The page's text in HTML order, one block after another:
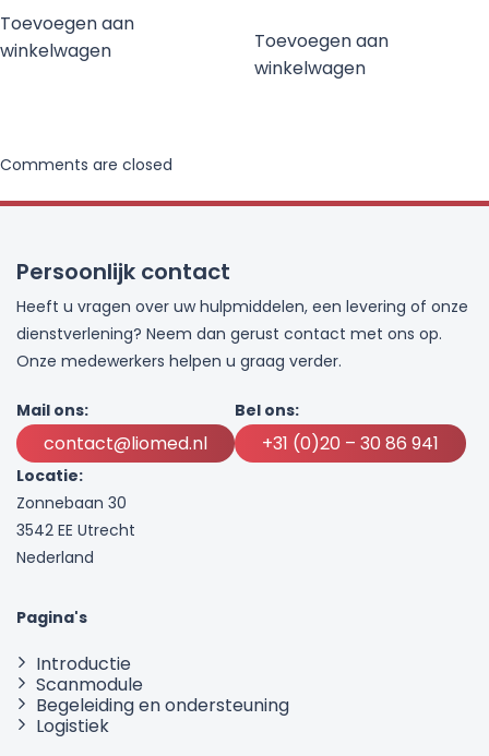
Toevoegen aan
winkelwagen
Toevoegen aan
winkelwagen
Comments are closed
Persoonlijk contact
Heeft u vragen over uw hulpmiddelen, een levering of onze
dienstverlening? Neem dan gerust contact met ons op.
Onze medewerkers helpen u graag verder.
Mail ons:
contact@liomed.nl
Bel ons:
+31 (0)20 – 30 86 941
Locatie:
Zonnebaan 30
3542 EE Utrecht
Nederland
Pagina's
Introductie
Scanmodule
Begeleiding en ondersteuning
Logistiek